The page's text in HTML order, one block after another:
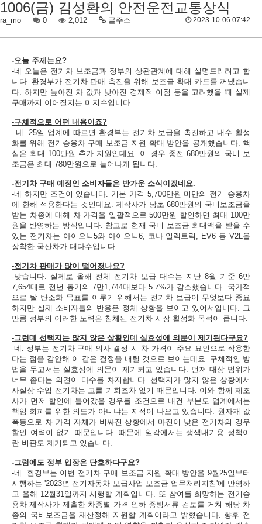
1006(금) 김성환의 안전운전교통상식
ra_mo 0 2,012 글주소 2023-10-06 07:42
-오늘 주제는요?
-네 오늘은 전기차 보조금과 정부의 상관관계에 대해 설명드리려고 합
니다. 환경부가 전기차 판매 촉진을 위해 보조금 확대 카드를 꺼냈습니
다. 하지만 높아진 차 값과 낮아진 경제적 이점 등을 고려했을 때 실제
구매까지 이어질지는 미지수입니다.
-구체적으로 어떤 내용이죠?
–네. 25일 업계에 따르면 환경부는 전기차 보급을 촉진하고 내수 활성
화를 위해 전기승용차 구매 보조금 지원 확대 방안을 공개했습니다. 핵
심은 최대 100만원 추가 지원인데요. 이 경우 종전 680만원의 국비 보
조금은 최대 780만원으로 늘어나게 됩니다.
-전기차 구매 예정인 소비자들은 반가운 소식이겠네요.
-네 하지만 조건이 있습니다. 기본 가격 5,700만원 미만의 전기 승용차
에 한해 적용한다는 것인데요. 제작사가 당초 680만원의 국비보조금을
받는 차종에 대해 차 가격을 일괄적으로 500만원 할인하면 최대 100만
원을 반영하는 방식입니다. 참고로 현재 국비 보조금 최대액을 받을 수
있는 전기차는 아이오닉5와 아이오닉6, 코나 일렉트릭, EV6 등 V2L을
장착한 국산차가 대다수입니다.
-전기차 판매가 많이 떨어졌나요?
-맞습니다. 실제로 올해 전체 전기차 보급 대수는 지난 8월 기준 6만
7,654대로 전년 동기의 7만1,744대보다 5.7%가 감소했습니다. 국가적
으로 탈 탄소화 목표를 이루기 위해서는 전기차 보급이 무엇보다 중요
하지만 실제 소비자들의 반응은 정체 상황을 보이고 있어서입니다. 그
만큼 정부의 이러한 노력은 침체된 전기차 시장 활성화 목적이 큽니다.
-그런데 선택지는 많지 않은 상황인데 실효성에 의문이 제기된다구요?
-네. 정부는 전기차 구매 의사 결정 시 차 가격이 주요 요인으로 작용한
다는 점을 감안해 이 같은 결정을 내릴 것으로 보이는데요. 구체적인 방
법을 두고서는 실효성에 의문이 제기되고 있습니다. 먼저 대상 범위가
너무 좁다는 의견이 다수를 차지합니다. 선택지가 많지 않은 상황에서
사실상 수입 전기차는 고를 기회조차 없기 때문입니다. 이와 함께 제조
사가 먼저 할인에 들어갔을 경우를 조건으로 내건 부분도 업계에서는
책임 회피를 위한 의도가 아니냐는 지적이 나오고 있습니다. 원자재 값
폭등으로 차 가격 자체가 비싸진 상황에서 마진이 낮은 전기차의 경우
할인 여력이 없기 때문입니다. 때문에 일각에서는 생색내기용 정책이
란 비판도 제기되고 있습니다.
-그럼에도 정부 입장은 단호하다구요?
-네. 환경부는 이번 전기차 구매 보조금 지원 확대 방안을 9월25일부터
시행하는 '2023년 전기자동차 보급사업 보조금 업무처리지침'에 반영하
고 올해 12월31일까지 시행할 계획입니다. 또 참여를 희망하는 전기승
용차 제작사가 제출한 차종별 가격 인하 증빙서류 검토를 거쳐 해당 차
종의 국비보조금을 재산정해 지원할 계획이라고 밝혔습니다. 향후 전